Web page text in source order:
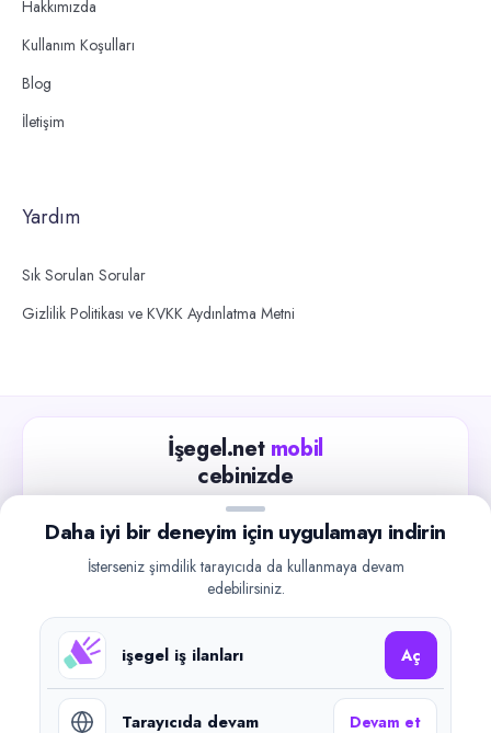
Hakkımızda
Kullanım Koşulları
Blog
İletişim
Yardım
Sık Sorulan Sorular
Gizlilik Politikası ve KVKK Aydınlatma Metni
İşegel.net mobil
cebinizde
Güncel iş ilanlarını takip edin, işverenlerle hızlıca
iletişime geçin.
Google Play
©2026işegel.net. Tüm hakları saklıdır.
Daha iyi bir deneyim için uygulamayı indirin
İsterseniz şimdilik tarayıcıda da kullanmaya devam
edebilirsiniz.
işegel iş ilanları Aç
Tarayıcıda devam Devam et